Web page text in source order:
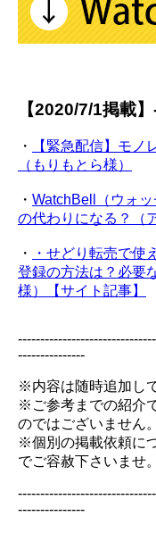
【2020/7/1掲載
・
【緊急配信】モノ
（もりもとら様）
・ WatchBell（ウォ
の代わりになる？（
・
・せどり転売で使
登録の方法は？必要
様）【サイト記事】
---------------
※内容は随時追加し
※ご参考までの紹介
のではございません。
※個別の掲載依頼に
でご容赦下さいませ。
---------------